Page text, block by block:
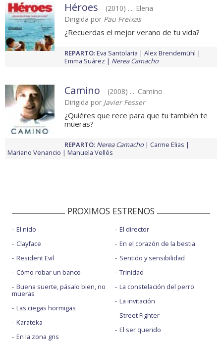
Héroes
(2010) .... Elena
Dirigida por Pau Freixas
¿Recuerdas el mejor verano de tu vida?
REPARTO: Eva Santolaria
Alex Brendemühl
Emma Suárez
Nerea Camacho
Camino
(2008) .... Camino
Dirigida por Javier Fesser
¿Quiéres que rece para que tu también te
mueras?
REPARTO: Nerea Camacho
Carme Elias
Mariano Venancio
Manuela Vellés
PROXIMOS ESTRENOS
El nido
Clayface
Resident Evil
Cómo robar un banco
Buena suerte, pásalo bien, no
mueras
Las ciegas hormigas
Karateka
En la zona gris
El director
En el corazón de la bestia
Sentido y sensibilidad
Trinidad
La constelación del perro
La invitación
Street Fighter
El ser querido